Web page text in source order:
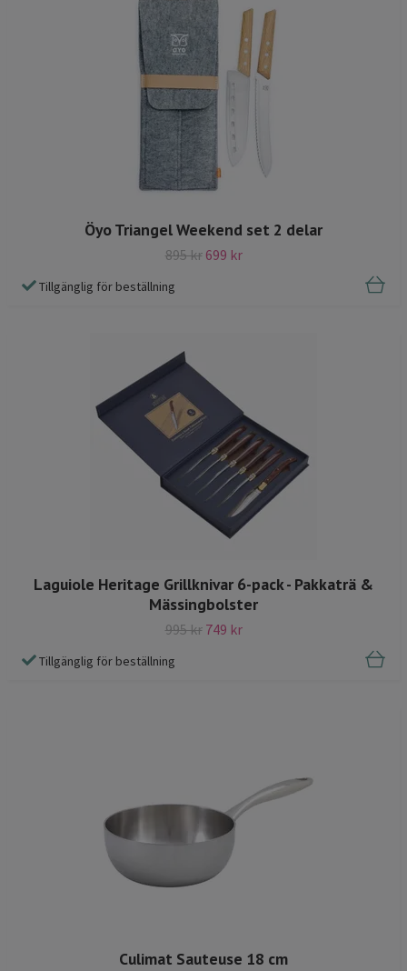
Öyo Triangel Weekend set 2 delar
895 kr 699 kr
Tillgänglig för beställning
Laguiole Heritage Grillknivar 6-pack - Pakkaträ &
Mässingbolster
995 kr 749 kr
Tillgänglig för beställning
Culimat Sauteuse 18 cm